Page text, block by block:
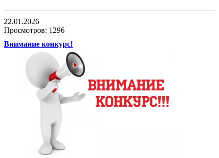
22.01.2026
Просмотров: 1296
Внимание конкурс!